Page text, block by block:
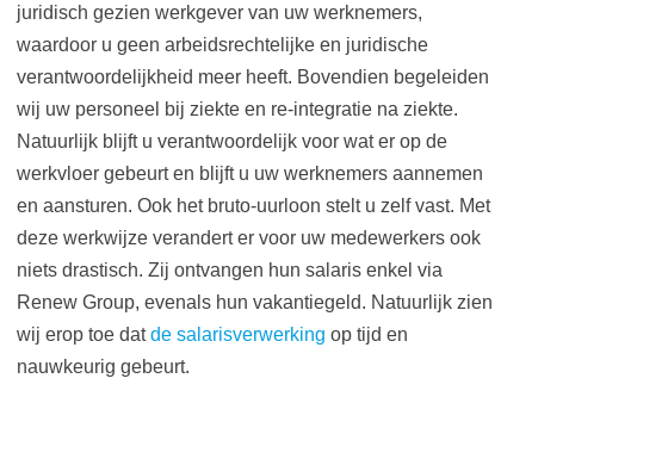
juridisch gezien werkgever van uw werknemers,
waardoor u geen arbeidsrechtelijke en juridische
verantwoordelijkheid meer heeft. Bovendien begeleiden
wij uw personeel bij ziekte en re-integratie na ziekte.
Natuurlijk blijft u verantwoordelijk voor wat er op de
werkvloer gebeurt en blijft u uw werknemers aannemen
en aansturen. Ook het bruto-uurloon stelt u zelf vast. Met
deze werkwijze verandert er voor uw medewerkers ook
niets drastisch. Zij ontvangen hun salaris enkel via
Renew Group, evenals hun vakantiegeld. Natuurlijk zien
wij erop toe datde salarisverwerking op tijd en
nauwkeurig gebeurt.